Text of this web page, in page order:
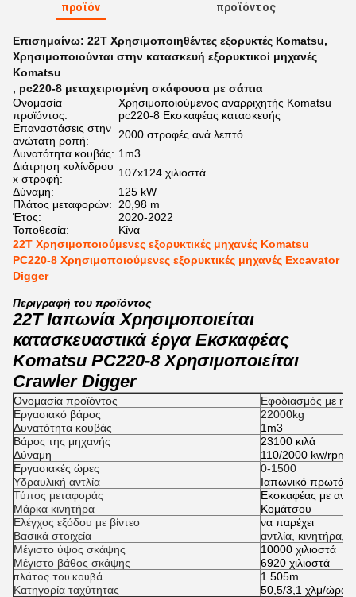
προϊόν
προϊόντος
Επισημαίνω: 22Τ Χρησιμοποιηθέντες εξορυκτές Komatsu,
Χρησιμοποιούνται στην κατασκευή εξορυκτικοί μηχανές
Komatsu
, pc220-8 μεταχειρισμένη σκάφουσα με σάπια
Ονομασία
προϊόντος:
Χρησιμοποιούμενος αναρριχητής Komatsu
pc220-8 Εκσκαφέας κατασκευής
Επαναστάσεις στην
ανώτατη ροπή:
2000 στροφές ανά λεπτό
Δυνατότητα κουβάς: 1m3
Διάτρηση κυλίνδρου
x στροφή:
107x124 χιλιοστά
Δύναμη:
125 kW
Πλάτος μεταφορών:
20,98 m
Έτος:
2020-2022
Τοποθεσία:
Κίνα
22T Χρησιμοποιούμενες εξορυκτικές μηχανές Komatsu
PC220-8 Χρησιμοποιούμενες εξορυκτικές μηχανές Excavator
Digger
Περιγραφή του προϊόντος
22Τ Ιαπωνία Χρησιμοποιείται
κατασκευαστικά έργα Εκσκαφέας
Komatsu PC220-8 Χρησιμοποιείται
Crawler Digger
Ονομασία προϊόντος
Εφοδιασμός με
Εργασιακό βάρος
22000kg
Δυνατότητα κουβάς
1m3
Βάρος της μηχανής
23100 κιλά
Δύναμη
110/2000 kw/rpm
Εργασιακές ώρες
0-1500
Υδραυλική αντλία
Ιαπωνικό
Τύπος μεταφοράς
Εκσκαφέας με
Μάρκα κινητήρα
Κομάτσου
Ελέγχος εξόδου με βίντεο
να παρέχει
Βασικά στοιχεία
αντλία, κινητήρα,
Μέγιστο ύψος σκάψης
10000 χιλιοστά
Μέγιστο βάθος σκάψης
6920 χιλιοστά
πλάτος του κουβά
1.505m
Κατηγορία ταχύτητας
50,5/3,1 χλμ/ώρα